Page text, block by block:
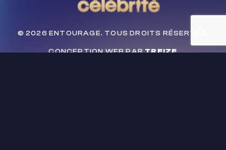
© 2026 ENTOURAGE. TOUS DROITS RÉSERVÉS.
CONCEPTION WEB PARTREIZE